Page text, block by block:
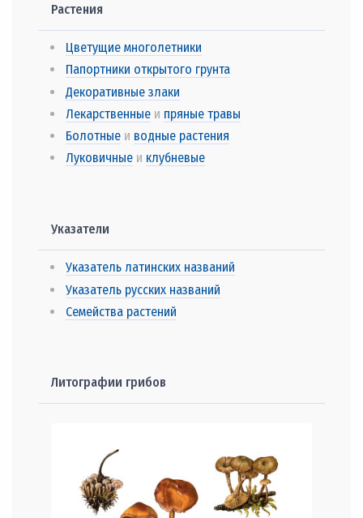
Растения
Цветущие многолетники
Папортники открытого грунта
Декоративные злаки
Лекарственныеи пряные травы
Болотныеи водные растения
Луковичныеи клубневые
Указатели
Указатель латинских названий
Указатель русских названий
Семейства растений
Литографии грибов